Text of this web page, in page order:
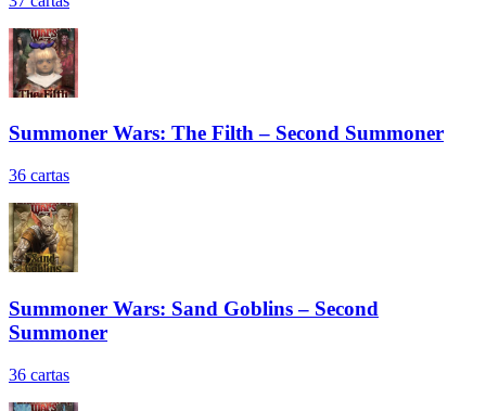
Summoner Wars: The Filth – Second Summoner
36 cartas
Summoner Wars: Sand Goblins – Second
Summoner
36 cartas